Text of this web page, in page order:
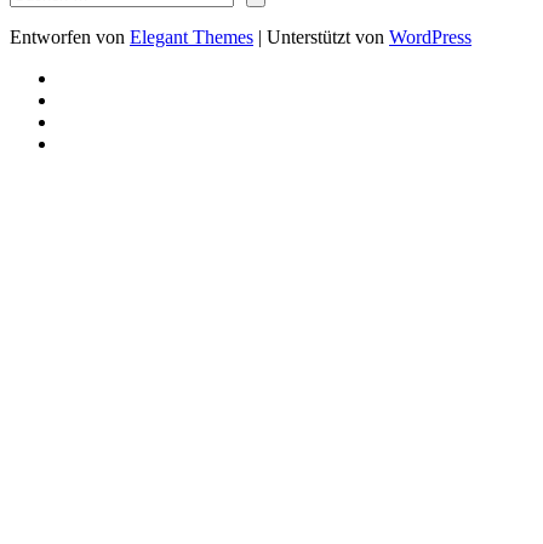
Entworfen von Elegant Themes | Unterstützt von WordPress